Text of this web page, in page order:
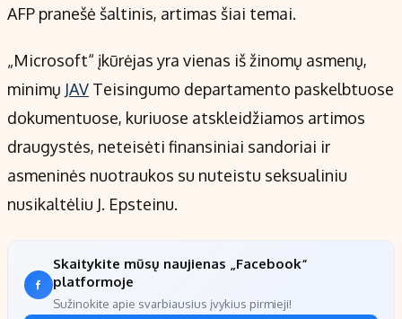
Regionų naujienos
AFP pranešė šaltinis, artimas šiai temai.
„Microsoft“ įkūrėjas yra vienas iš žinomų asmenų,
minimų JAV Teisingumo departamento paskelbtuose
dokumentuose, kuriuose atskleidžiamos artimos
draugystės, neteisėti finansiniai sandoriai ir
asmeninės nuotraukos su nuteistu seksualiniu
nusikaltėliu J. Epsteinu.
Skaitykite mūsų naujienas „Facebook“
platformoje
Sužinokite apie svarbiausius įvykius pirmieji!